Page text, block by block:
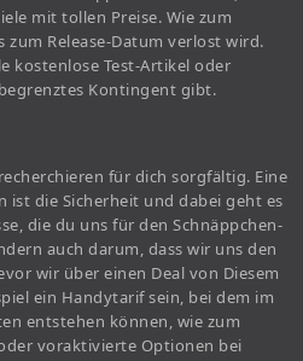
mit tollen Preise. Wie zum
zum Release-Datum verlost wird.
kostenlose Test-Artikel oder
Kontingent gibt.
für dich sorgfältig. Eine
ist die Sicherheit und dabei geht es
die du uns für den Schnäppchen-
auch darum, dass wir uns den
wir über einen Deal von Diesem
ein Handytarif sein, bei dem im
entstehen können, wie zum
voraktivierte Optionen bei